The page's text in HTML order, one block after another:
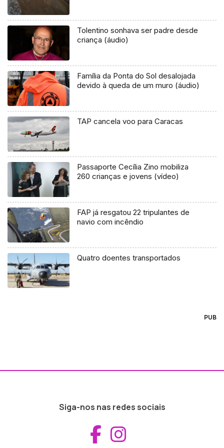
Tolentino sonhava ser padre desde
criança (áudio)
Família da Ponta do Sol desalojada
devido à queda de um muro (áudio)
TAP cancela voo para Caracas
Passaporte Cecília Zino mobiliza
260 crianças e jovens (vídeo)
FAP já resgatou 22 tripulantes de
navio com incêndio
Quatro doentes transportados
PUB
Siga-nos nas redes sociais
Aceder ao